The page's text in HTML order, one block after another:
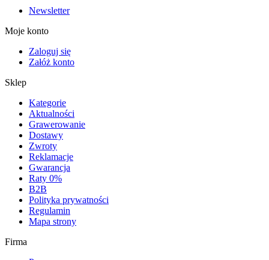
Newsletter
Moje konto
Zaloguj się
Załóż konto
Sklep
Kategorie
Aktualności
Grawerowanie
Dostawy
Zwroty
Reklamacje
Gwarancja
Raty 0%
B2B
Polityka prywatności
Regulamin
Mapa strony
Firma